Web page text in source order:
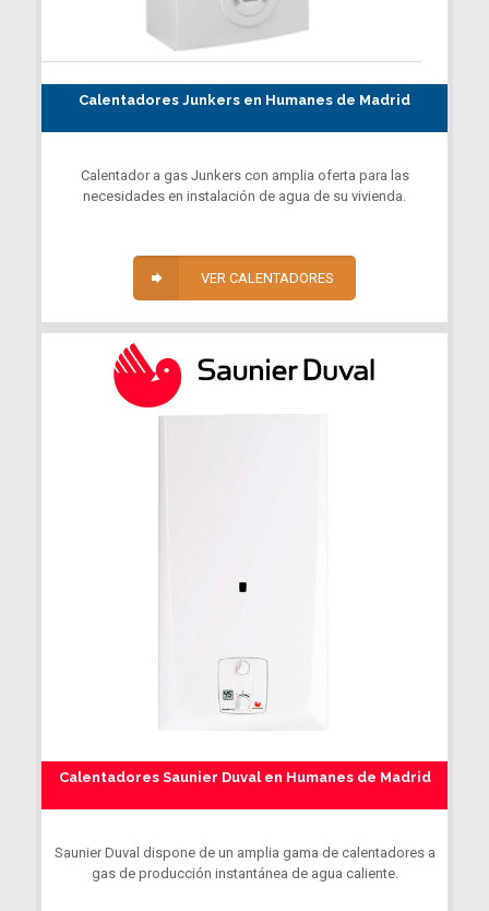
Calentadores Junkers en Humanes de Madrid
Calentador a gas Junkers con amplia oferta para las
necesidades en instalación de agua de su vivienda.
VER CALENTADORES
Calentadores Saunier Duval en Humanes de Madrid
Saunier Duval dispone de un amplia gama de calentadores a
gas de producción instantánea de agua caliente.